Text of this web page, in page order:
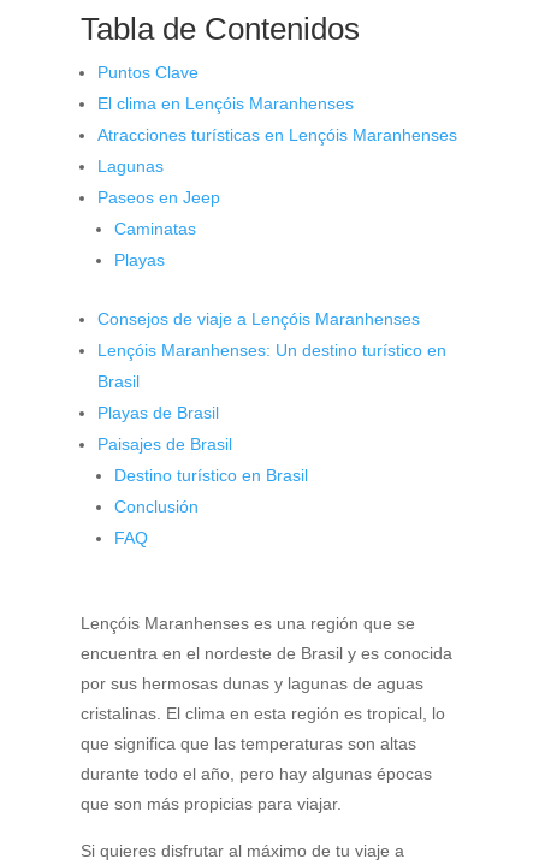
Tabla de Contenidos
Puntos Clave
El clima en Lençóis Maranhenses
Atracciones turísticas en Lençóis Maranhenses
Lagunas
Paseos en Jeep
Caminatas
Playas
Consejos de viaje a Lençóis Maranhenses
Lençóis Maranhenses: Un destino turístico en
Brasil
Playas de Brasil
Paisajes de Brasil
Destino turístico en Brasil
Conclusión
FAQ
Lençóis Maranhenses es una región que se
encuentra en el nordeste de Brasil y es conocida
por sus hermosas dunas y lagunas de aguas
cristalinas. El clima en esta región es tropical, lo
que significa que las temperaturas son altas
durante todo el año, pero hay algunas épocas
que son más propicias para viajar.
Si quieres disfrutar al máximo de tu viaje a